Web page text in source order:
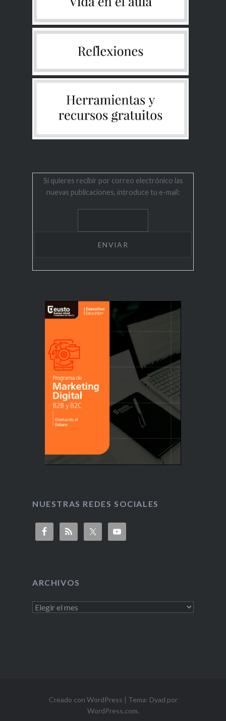
Si quieres recibir por correo electrónico las
nuevas publicaciones, introduce tu e-mail:
NUESTRAS REDES SOCIALES
ARCHIVOS
Creado con WordPress | Tema: Dyad por
WordPress.com.